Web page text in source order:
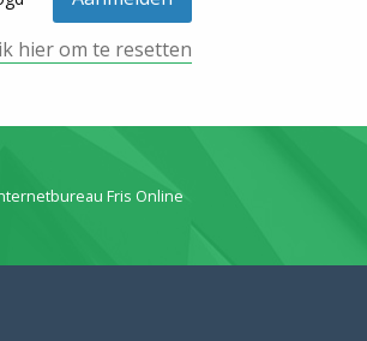
hier om te resetten
Fris Online